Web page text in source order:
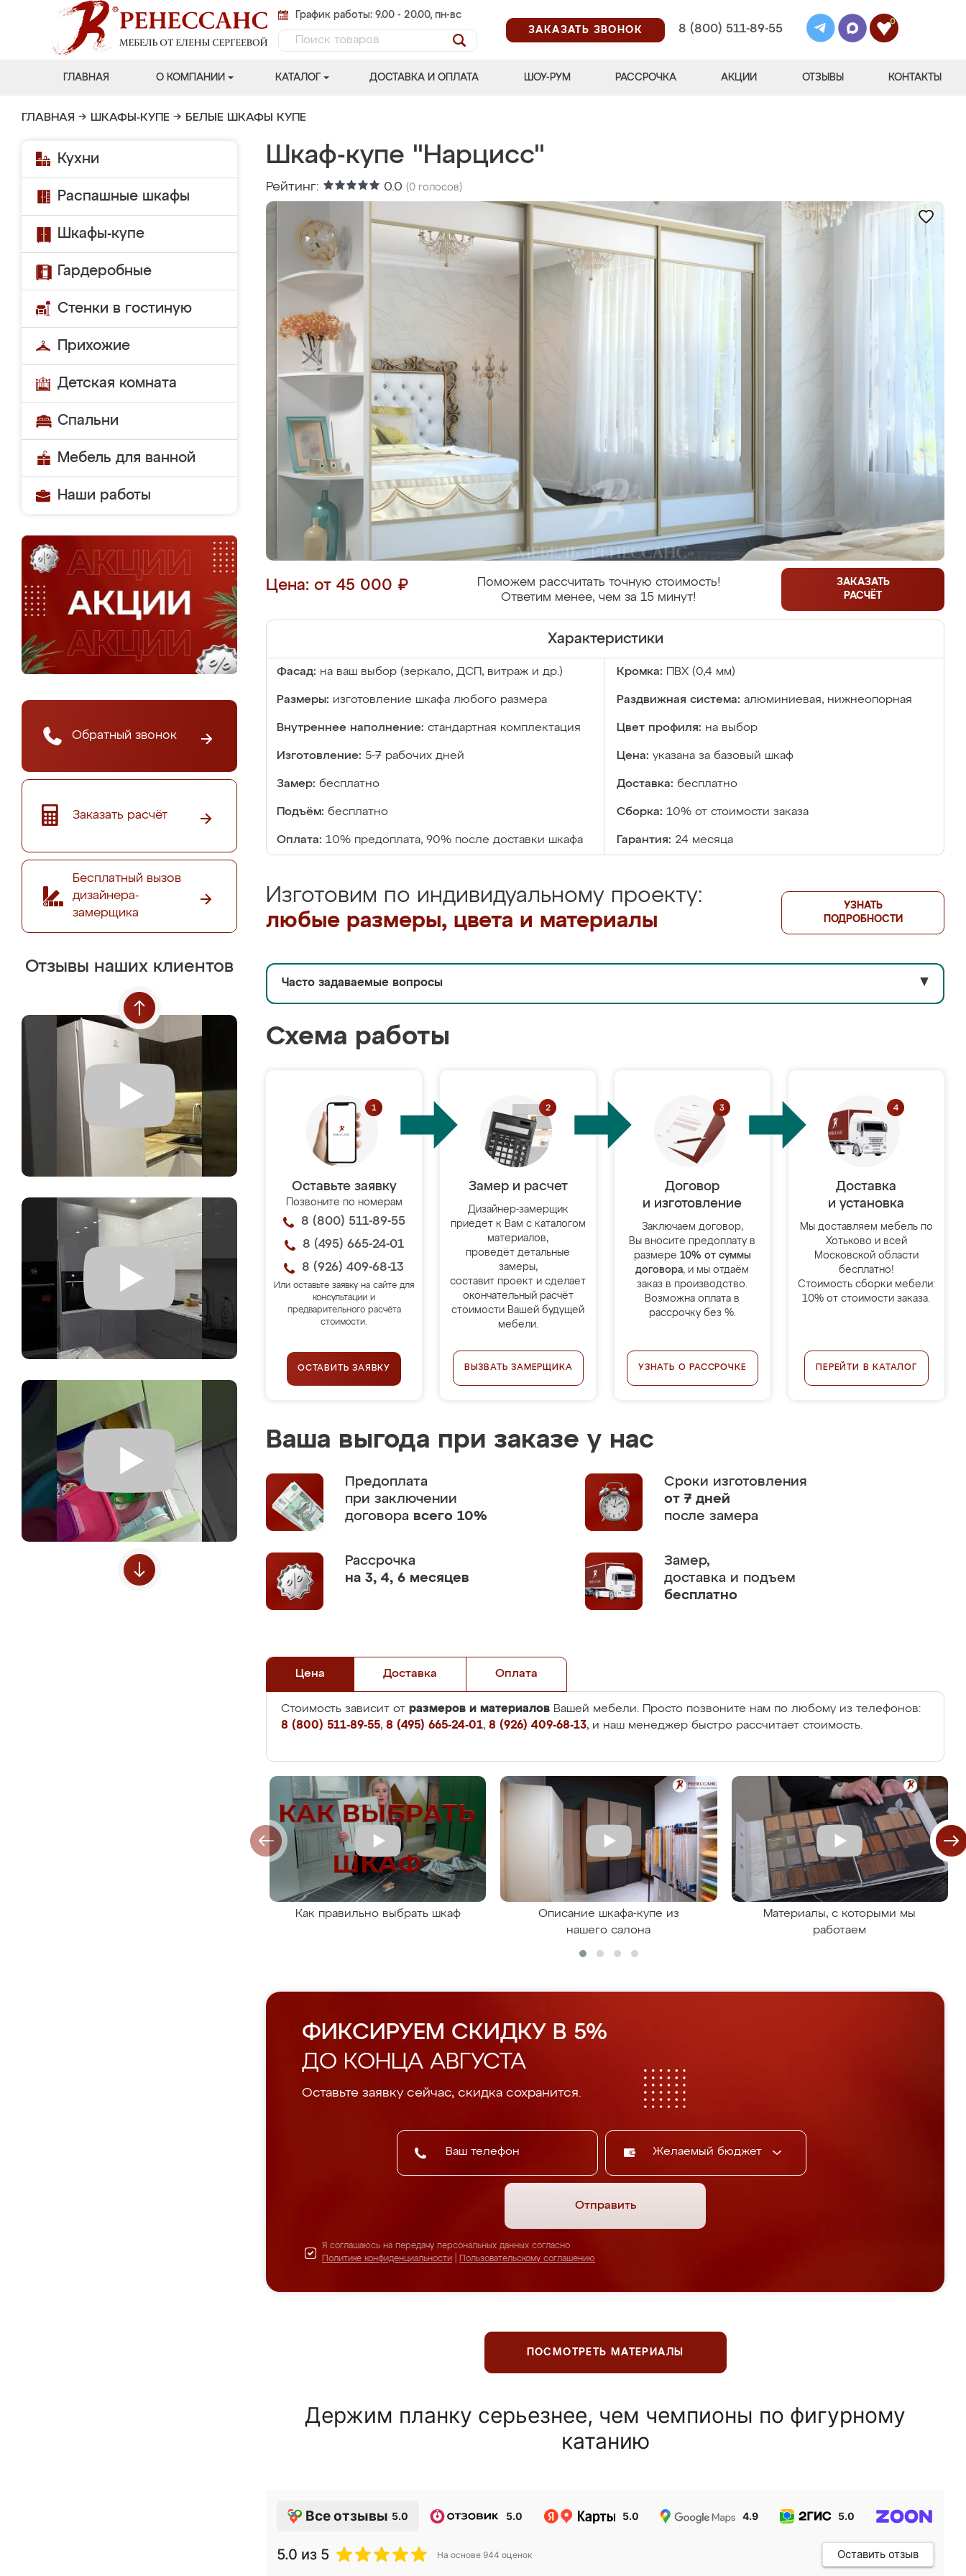
График работы: 9.00 - 20.00, пн-вс
ЗАКАЗАТЬ ЗВОНОК
8 (800) 511-89-55
0
ГЛАВНАЯ О КОМПАНИИ КАТАЛОГ ДОСТАВКА И ОПЛАТА ШОУ-РУМ РАССРОЧКА АКЦИИ ОТЗЫВЫ КОНТАКТЫ
ГЛАВНАЯ → ШКАФЫ-КУПЕ → БЕЛЫЕ ШКАФЫ КУПЕ
Кухни
Распашные шкафы
Шкафы-купе
Гардеробные
Стенки в гостиную
Прихожие
Детская комната
Спальни
Мебель для ванной
Наши работы
Обратный звонок
Заказать расчёт
Бесплатный вызов
дизайнера-
замерщика
Отзывы наших клиентов
Шкаф-купе "Нарцисс"
Рейтинг: 0.0 (0 голосов)
Цена: от 45 000 ₽
Поможем рассчитать точную стоимость!
Ответим менее, чем за 15 минут!
ЗАКАЗАТЬ
РАСЧЁТ
Характеристики
Фасад: на ваш выбор (зеркало, ДСП, витраж и др.) Кромка: ПВХ (0,4 мм)
Размеры: изготовление шкафа любого размера Раздвижная система: алюминиевая, нижнеопорная
Внутреннее наполнение: стандартная комплектация Цвет профиля: на выбор
Изготовление: 5-7 рабочих дней Цена: указана за базовый шкаф
Замер: бесплатно Доставка: бесплатно
Подъём: бесплатно Сборка: 10% от стоимости заказа
Оплата: 10% предоплата, 90% после доставки шкафа Гарантия: 24 месяца
Изготовим по индивидуальному проекту:
любые размеры, цвета и материалы
УЗНАТЬ
ПОДРОБНОСТИ
Часто задаваемые вопросы ▼
Схема работы
Оставьте заявку
Позвоните по номерам
8 (800) 511-89-55
8 (495) 665-24-01
8 (926) 409-68-13
Или оставьте заявку на сайте для
консультации и
предварительного расчёта
стоимости.
ОСТАВИТЬ ЗАЯВКУ
Замер и расчет
Дизайнер-замерщик
приедет к Вам с каталогом
материалов,
проведёт детальные
замеры,
составит проект и сделает
окончательный расчёт
стоимости Вашей будущей
мебели.
ВЫЗВАТЬ ЗАМЕРЩИКА
Договор
и изготовление
Заключаем договор,
Вы вносите предоплату в
размере 10% от суммы
договора, и мы отдаём
заказ в производство.
Возможна оплата в
рассрочку без %.
УЗНАТЬ О РАССРОЧКЕ
Доставка
и установка
Мы доставляем мебель по
Хотьково и всей
Московской области
бесплатно!
Стоимость сборки мебели:
10% от стоимости заказа.
ПЕРЕЙТИ В КАТАЛОГ
Ваша выгода при заказе у нас
Предоплата
при заключении
договора всего 10%
Сроки изготовления
от 7 дней
после замера
Рассрочка
на 3, 4, 6 месяцев
Замер,
доставка и подъем
бесплатно
Цена Доставка Оплата
Стоимость зависит от размеров и материалов Вашей мебели. Просто позвоните нам по любому из телефонов:
8 (800) 511-89-55, 8 (495) 665-24-01, 8 (926) 409-68-13, и наш менеджер быстро рассчитает стоимость.
Как правильно выбрать шкаф
Описание шкафа-купе из
нашего салона
Материалы, с которыми мы
работаем
ФИКСИРУЕМ СКИДКУ В 5%
ДО КОНЦА АВГУСТА
Оставьте заявку сейчас, скидка сохранится.
Желаемый бюджет
Отправить
Я соглашаюсь на передачу персональных данных согласно
Политике конфиденциальности
Пользовательскому соглашению
ПОСМОТРЕТЬ МАТЕРИАЛЫ
Держим планку серьезнее, чем чемпионы по фигурному
катанию
Все отзывы 5.0 5.0 5.0 4.9 5.0
5.0 из 5 На основе 944 оценок Оставить отзыв